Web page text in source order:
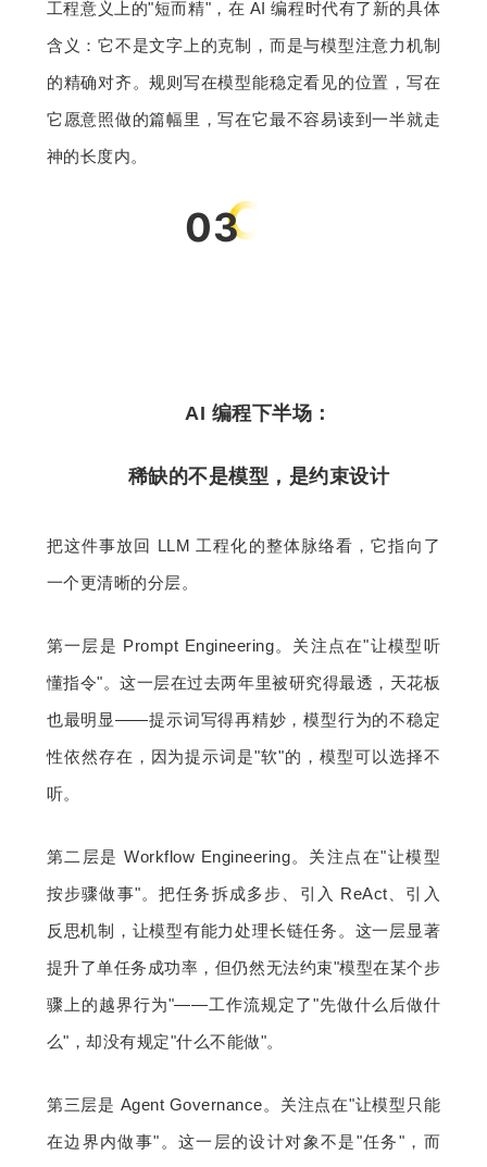
工程意义上的"短而精"，在 AI 编程时代有了新的具体
含义：它不是文字上的克制，而是与模型注意力机制
的精确对齐。规则写在模型能稳定看见的位置，写在
它愿意照做的篇幅里，写在它最不容易读到一半就走
神的长度内。
03
AI 编程下半场：
稀缺的不是模型，是约束设计
把这件事放回 LLM 工程化的整体脉络看，它指向了
一个更清晰的分层。
第一层是 Prompt Engineering。关注点在"让模型听
懂指令"。这一层在过去两年里被研究得最透，天花板
也最明显——提示词写得再精妙，模型行为的不稳定
性依然存在，因为提示词是"软"的，模型可以选择不
听。
第二层是 Workflow Engineering。关注点在"让模型
按步骤做事"。把任务拆成多步、引入 ReAct、引入
反思机制，让模型有能力处理长链任务。这一层显著
提升了单任务成功率，但仍然无法约束"模型在某个步
骤上的越界行为"——工作流规定了"先做什么后做什
么"，却没有规定"什么不能做"。
第三层是 Agent Governance。关注点在"让模型只能
在边界内做事"。这一层的设计对象不是"任务"，而